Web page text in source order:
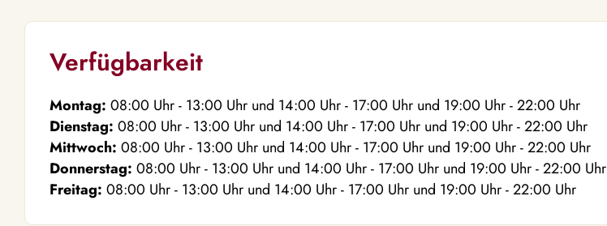
Verfügbarkeit
Montag: 08:00 Uhr- 13:00 Uhr und 14:00 Uhr- 17:00 Uhr und 19:00 Uhr- 22:00 Uhr
Dienstag: 08:00 Uhr- 13:00 Uhr und 14:00 Uhr- 17:00 Uhr und 19:00 Uhr- 22:00 Uhr
Mittwoch: 08:00 Uhr- 13:00 Uhr und 14:00 Uhr- 17:00 Uhr und 19:00 Uhr- 22:00 Uhr
Donnerstag: 08:00 Uhr- 13:00 Uhr und 14:00 Uhr- 17:00 Uhr und 19:00 Uhr- 22:00 Uhr
Freitag: 08:00 Uhr- 13:00 Uhr und 14:00 Uhr- 17:00 Uhr und 19:00 Uhr- 22:00 Uhr